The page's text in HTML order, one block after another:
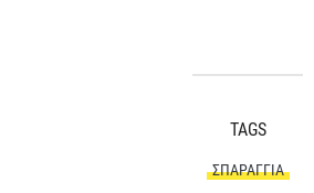
TAGS
ΣΠΑΡΆΓΓΙΑ